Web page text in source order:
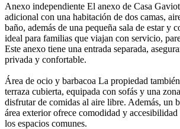
Anexo independiente El anexo de Casa
adicional con una habitación de dos camas,
baño, además de una pequeña sala de estar y
ideal para familias que viajan con servicio,
Este anexo tiene una entrada separada,
privada y confortable.
Área de ocio y barbacoa La propiedad
terraza cubierta, equipada con sofás y una
disfrutar de comidas al aire libre. Además, un
área exterior ofrece comodidad y
los espacios comunes.